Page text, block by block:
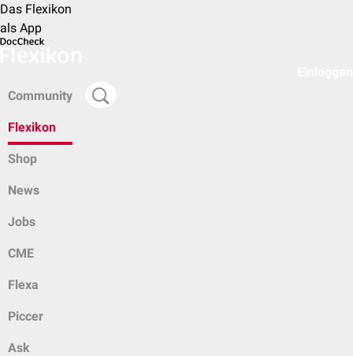
Das Flexikon
als App
Community
Flexikon
Shop
News
Jobs
CME
Flexa
Piccer
Ask